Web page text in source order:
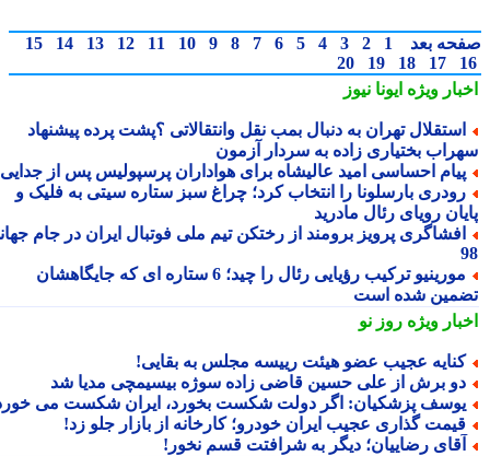
بعد 1
2
3
4
5
6
7
8
9
10
11
12
13
14
15
17
18
19
20
ویژهایونا نیوز
تهران به دنبال بمب نقل وانتقالاتی ؟پشت پرده پیشنهاد
بختیاری زاده به سردار آزمون
احساسی امید عالیشاه برای هواداران پرسپولیس پس از جدایی
بارسلونا را انتخاب کرد؛ چراغ سبز ستاره سیتی به فلیک و
رویای رئال مادرید
پرویز برومند از رختکن تیم ملی فوتبال ایران در جام جهانی
مورینیو ترکیب رؤیایی رئال را چید؛ 6 ستاره ای که جایگاهشان
شده است
ویژهروز نو
عجیب عضو هیئت رییسه مجلس به بقایی!
برش از علی حسین قاضی زاده سوژه بیسیمچی مدیا شد
پزشکیان: اگر دولت شکست بخورد، ایران شکست می خورد
گذاری عجیب ایران خودرو؛ کارخانه از بازار جلو زد!
رضاییان؛ دیگر به شرافتت قسم نخور!